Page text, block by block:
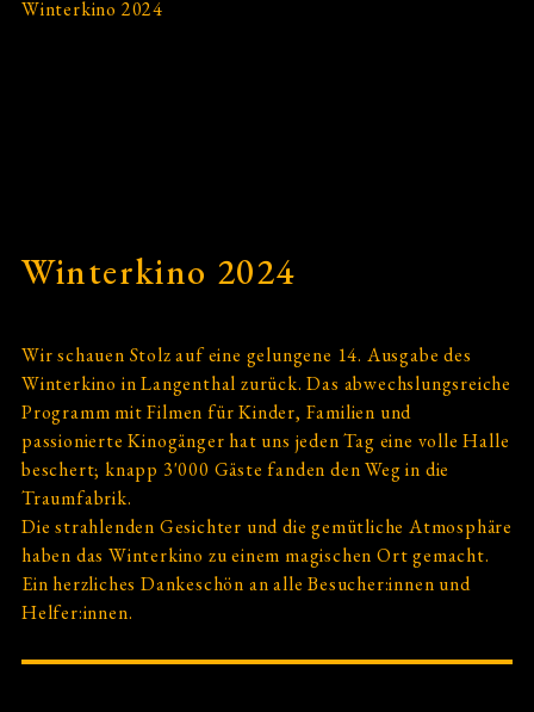
2015
2014
2013
2012
2024
Winterkino 2024
Winterkino 2024
Wir schauen Stolz auf eine gelungene 14. Ausgabe des
Winterkino in Langenthal zurück. Das abwechslungsreiche
Programm mit Filmen für Kinder, Familien und
passionierte Kinogänger hat uns jeden Tag eine volle Halle
beschert; knapp 3'000 Gäste fanden den Weg in die
Traumfabrik.
Die strahlenden Gesichter und die gemütliche Atmosphäre
haben das Winterkino zu einem magischen Ort gemacht.
Ein herzliches Dankeschön an alle Besucher:innen und
Helfer:innen.